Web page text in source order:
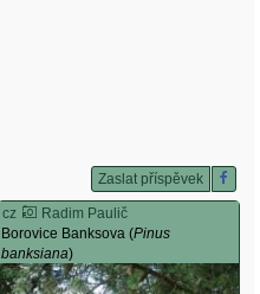
Zaslat příspěvek
cz
Radim Paulič
Borovice Banksova (Pinus
banksiana)